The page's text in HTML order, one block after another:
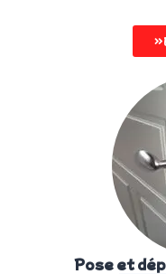
Pose et